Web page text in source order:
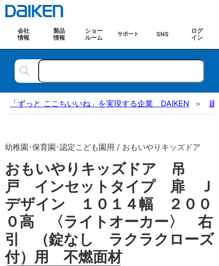
会社
情報
製品
情報
ショー
ルーム
サポート SNS
ログ
イン
「ずっと ここちいいね」を実現する企業 DAIKEN 建
幼稚園･保育園･認定こども園用 / おもいやりキッズドア
おもいやりキッズドア 吊
戸 インセットタイプ 扉 Ｊ
デザイン １０１４幅 ２００
０高 〈ライトオーカー〉 右
引 （錠なし ラクラクローズ
付）用 不燃面材